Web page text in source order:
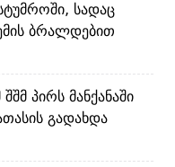
სადაც
ბრალდებით
პირს მანქანაში
გადახდა